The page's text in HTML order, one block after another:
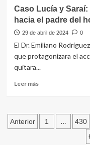
no
se
eso
estamos”
Martín
Pérez
Scremini
celebra
20
años
Caso Lucía y
hacia el padre del
29 de abril de 2024 0
El Dr. Emiliano
que protagonizara el
quitara...
Leer másLeer
Lucía
y
Paginación
Anterior 1 … 430